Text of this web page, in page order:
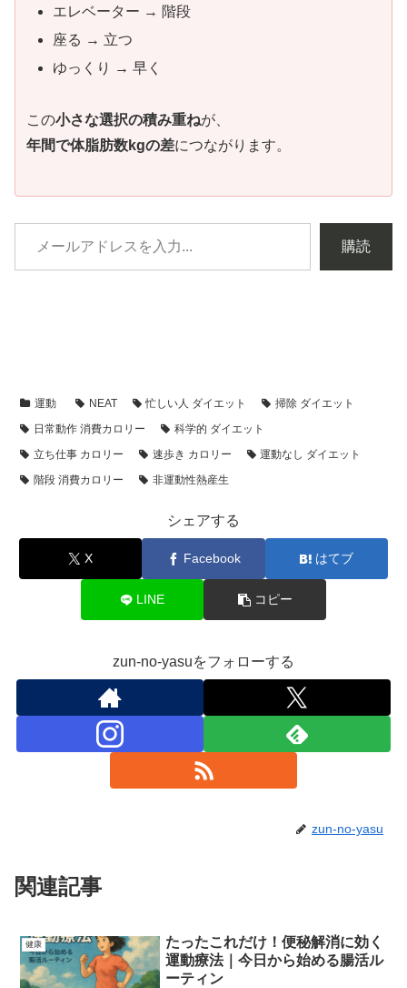
エレベーター → 階段
座る → 立つ
ゆっくり → 早く
この小さな選択の積み重ねが、
年間で体脂肪数kgの差につながります。
購読
運動 NEAT 忙しい人 ダイエット
掃除 ダイエット
日常動作 消費カロリー
科学的 ダイエット
立ち仕事 カロリー
速歩き カロリー
運動なし ダイエット
階段 消費カロリー
非運動性熱産生
シェアする
X Facebook はてブ
LINE コピー
zun-no-yasuをフォローする
zun-no-yasu
関連記事
健康
たったこれだけ！便秘解消に効く
運動療法｜今日から始める腸活ル
ーティン